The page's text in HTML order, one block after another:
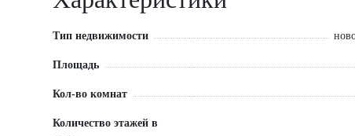
БЕСПЛАТНОЕ СОПРОВОЖДЕНИЕ СДЕЛКИ И
ЗВОНИТЕ ПРЯМО СЕЙЧАС!
Тип недвижимости
Площадь
Кол-во комнат
Количество этажей в